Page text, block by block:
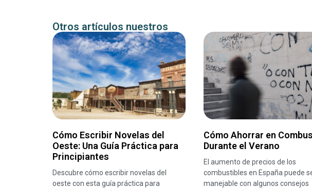
Otros artículos nuestros
Cómo Escribir Novelas del
Oeste: Una Guía Práctica para
Principiantes
Descubre cómo escribir novelas del
oeste con esta guía práctica para
Cómo Ahorrar en
Durante el Verano
El aumento de precios de los
combustibles en España puede
manejable con algunos consejos